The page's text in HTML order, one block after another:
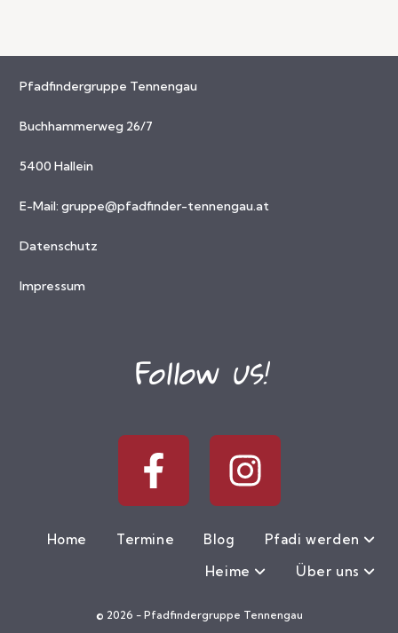
Pfadfindergruppe Tennengau
Buchhammerweg 26/7
5400 Hallein
E-Mail:gruppe@pfadfinder-tennengau.at
Datenschutz
Impressum
Follow us!
Home Termine Blog
Pfadi werden
Heime
Über uns
© 2026 - Pfadfindergruppe Tennengau